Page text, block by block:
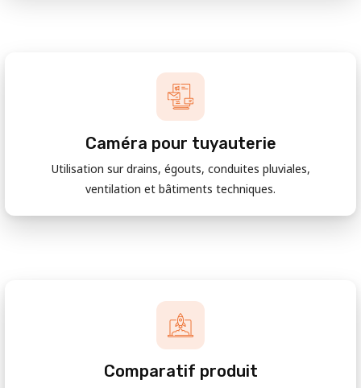
Caméra pour tuyauterie
Utilisation sur drains, égouts, conduites pluviales,
ventilation et bâtiments techniques.
Comparatif produit